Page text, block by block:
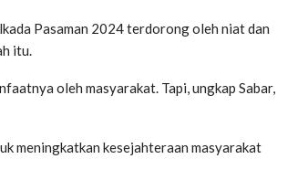
Pasaman 2024 terdorong oleh niat dan
itu.
oleh masyarakat. Tapi, ungkap Sabar,
meningkatkan kesejahteraan masyarakat